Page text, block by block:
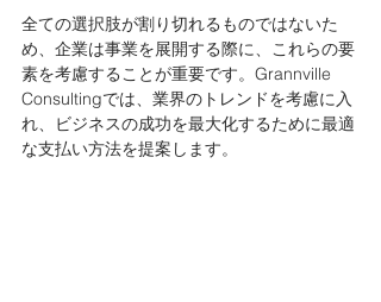
全ての選択肢が割り切れるものではないた
め、企業は事業を展開する際に、これらの要
素を考慮することが重要です。Grannville
Consultingでは、業界のトレンドを考慮に入
れ、ビジネスの成功を最大化するために最適
な支払い方法を提案します。